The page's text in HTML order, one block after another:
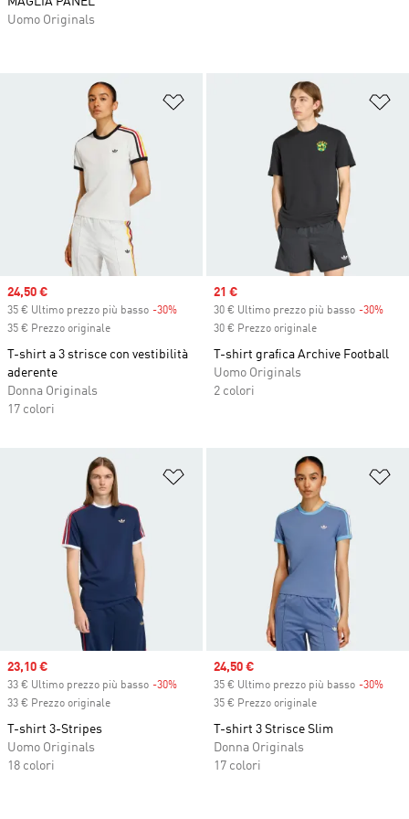
Aggiungi alla lista dei desideri
Sale price
24,50 €
35 € Ultimo prezzo più basso -30% Discount
35 € Prezzo originale
T-shirt a 3 strisce con vestibilità
aderente
Donna Originals
17 colori
Sale price
21 €
30 € Ultimo prezzo più basso -30%
30 € Prezzo originale
T-shirt grafica Archive Football
Uomo Originals
2 colori
Aggiungi alla lista dei desideri
Sale price
23,10 €
33 € Ultimo prezzo più basso -30% Discount
33 € Prezzo originale
T-shirt 3-Stripes
Uomo Originals
18 colori
Sale price
24,50 €
35 € Ultimo prezzo più basso -30%
35 € Prezzo originale
T-shirt 3 Strisce Slim
Donna Originals
17 colori
Uomo Originals